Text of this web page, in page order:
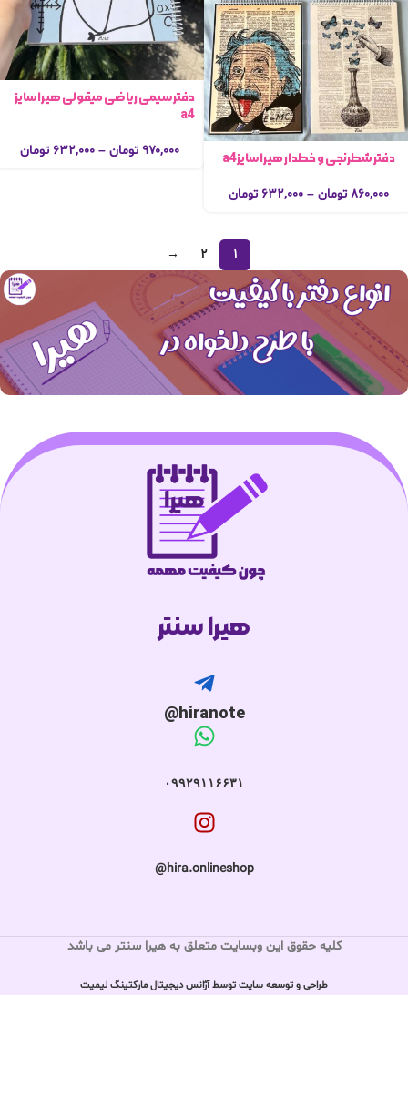
دفتر سیمی ریاضی میقولی هیرا سایز
a4
۹۷۰,۰۰۰ تومان – ۶۳۲,۰۰۰ تومان دفتر شطرنجی و خطدار هیرا سایزa4
۸۶۰,۰۰۰ تومان – ۶۳۲,۰۰۰ تومان
1
2
→
هیرا سنتر
hiranote@
۰۹۹۲۹۱۱۶۶۳۱
hira.onlineshop@
کلیه حقوق این وبسایت متعلق به هیرا سنتر می باشد
طراحی و توسعه سایت توسط آژانس دیجیتال مارکتینگ لیمیت